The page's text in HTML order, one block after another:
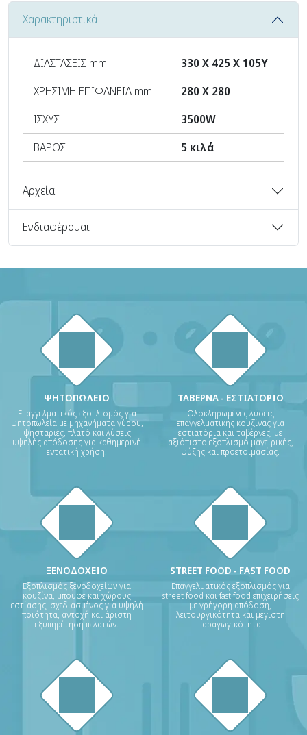
Χαρακτηριστικά
ΔΙΑΣΤΑΣΕΙΣ mm
330 X 425 X 105Υ
ΧΡΗΣΙΜΗ ΕΠΙΦΑΝΕΙΑ mm
280 Χ 280
ΙΣΧΥΣ
3500W
ΒΑΡΟΣ
5 κιλά
Αρχεία
Ενδιαφέρομαι
ΨΗΤΟΠΩΛΕΙΟ
Επαγγελματικός εξοπλισμός για
ψητοπωλεία με μηχανήματα γύρου,
ψησταριές, πλατό και λύσεις
υψηλής απόδοσης για καθημερινή
εντατική χρήση.
ΤΑΒΕΡΝΑ - ΕΣΤΙΑΤΟΡΙΟ
Ολοκληρωμένες λύσεις
επαγγελματικής κουζίνας για
εστιατόρια και ταβέρνες, με
αξιόπιστο εξοπλισμό μαγειρικής,
ψύξης και προετοιμασίας.
ΞΕΝΟΔΟΧΕΙΟ
Εξοπλισμός ξενοδοχείων για
κουζίνα, μπουφέ και χώρους
εστίασης, σχεδιασμένος για υψηλή
ποιότητα, αντοχή και άριστη
εξυπηρέτηση πελατών.
STREET FOOD - FAST FOOD
Επαγγελματικός εξοπλισμός για
street food και fast food επιχειρήσεις
με γρήγορη απόδοση,
λειτουργικότητα και μέγιστη
παραγωγικότητα.